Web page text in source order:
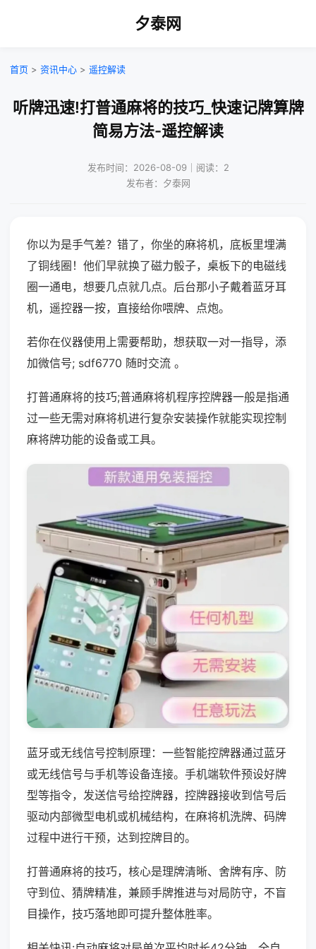
夕泰网
首页 > 资讯中心 > 遥控解读
听牌迅速!打普通麻将的技巧_快速记牌算牌
简易方法-遥控解读
发布时间：2026-08-09｜阅读：2
发布者：夕泰网
你以为是手气差？错了，你坐的麻将机，底板里埋满
了铜线圈！他们早就换了磁力骰子，桌板下的电磁线
圈一通电，想要几点就几点。后台那小子戴着蓝牙耳
机，遥控器一按，直接给你喂牌、点炮。
若你在仪器使用上需要帮助，想获取一对一指导，添
加微信号; sdf6770 随时交流 。
打普通麻将的技巧;普通麻将机程序控牌器一般是指通
过一些无需对麻将机进行复杂安装操作就能实现控制
麻将牌功能的设备或工具。
蓝牙或无线信号控制原理：一些智能控牌器通过蓝牙
或无线信号与手机等设备连接。手机端软件预设好牌
型等指令，发送信号给控牌器，控牌器接收到信号后
驱动内部微型电机或机械结构，在麻将机洗牌、码牌
过程中进行干预，达到控牌目的。
打普通麻将的技巧，核心是理牌清晰、舍牌有序、防
守到位、猜牌精准，兼顾手牌推进与对局防守，不盲
目操作，技巧落地即可提升整体胜率。